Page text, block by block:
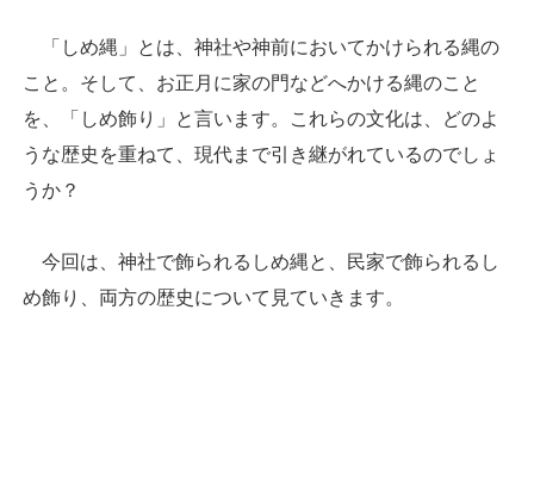
「しめ縄」とは、神社や神前においてかけられる縄の
こと。そして、お正月に家の門などへかける縄のこと
を、「しめ飾り」と言います。これらの文化は、どのよ
うな歴史を重ねて、現代まで引き継がれているのでしょ
うか？
今回は、神社で飾られるしめ縄と、民家で飾られるし
め飾り、両方の歴史について見ていきます。